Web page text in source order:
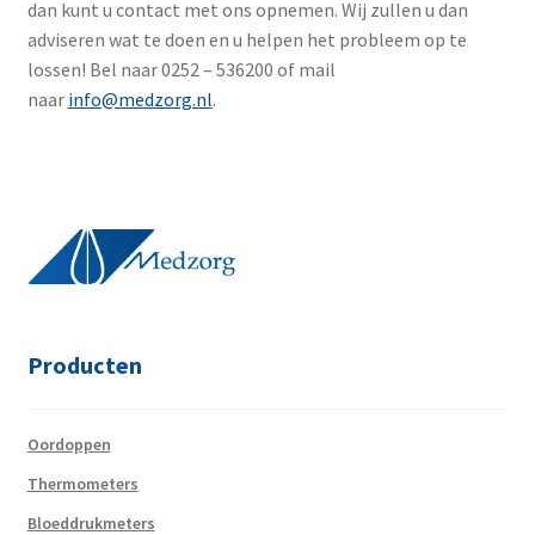
dan kunt u contact met ons opnemen. Wij zullen u dan
adviseren wat te doen en u helpen het probleem op te
lossen! Bel naar 0252 – 536200 of mail
naar info@medzorg.nl.
Producten
Oordoppen
Thermometers
Bloeddrukmeters